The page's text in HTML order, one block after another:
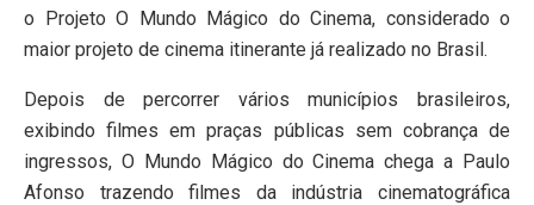
o Projeto O Mundo Mágico do Cinema, considerado o
maior projeto de cinema itinerante já realizado no Brasil.
Depois de percorrer vários municípios brasileiros,
exibindo filmes em praças públicas sem cobrança de
ingressos, O Mundo Mágico do Cinema chega a Paulo
Afonso trazendo filmes da indústria cinematográfica